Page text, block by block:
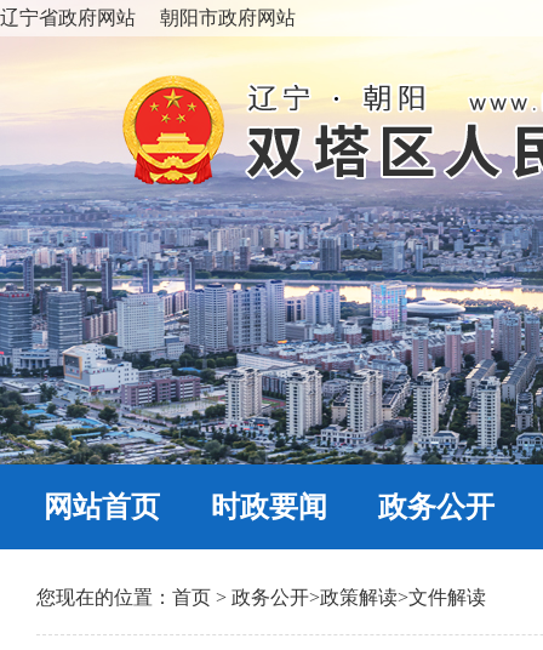
辽宁省政府网站 朝阳市政府网站
网站首页 时政要闻 政务公开
您现在的位置： 首页 > 政务公开>政策解读>文件解读